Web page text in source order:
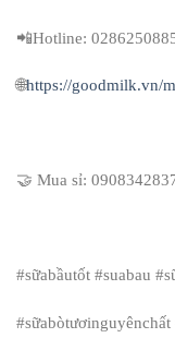
📲Hotline:
🌐https://goodmilk.vn/
🤝 Mua sỉ:
#sữabầutốt #suabau